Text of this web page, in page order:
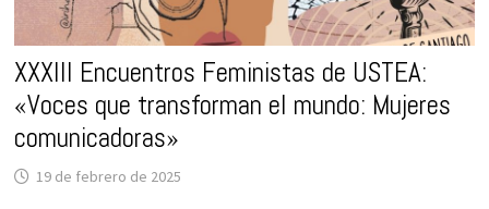
XXXIII Encuentros Feministas de USTEA:
«Voces que transforman el mundo: Mujeres
comunicadoras»
19 de febrero de 2025